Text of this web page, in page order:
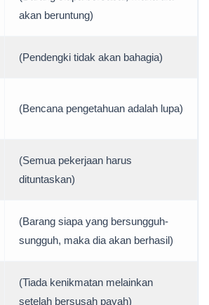
akan beruntung)
(Pendengki tidak akan bahagia)
(Bencana pengetahuan adalah lupa)
(Semua pekerjaan harus
dituntaskan)
(Barang siapa yang bersungguh-
sungguh, maka dia akan berhasil)
(Tiada kenikmatan melainkan
setelah bersusah payah)